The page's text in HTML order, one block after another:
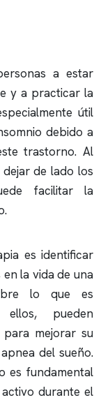
a estar
y a practicar la
útil
debido a
trastorno. Al
de lado los
facilitar la
es identificar
la vida de una
lo que es
pueden
mejorar su
apnea del sueño.
es fundamental
durante el